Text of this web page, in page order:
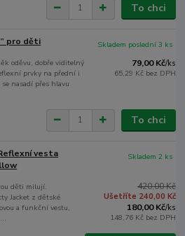
To chci
pro děti
oděvu, dobře viditelný
prvky na přední i
nasadí přes hlavu
79,00 Kč/ks
65,29 Kč bez DPH
Skladem poslední 3 ks
To chci
vesta
děti milují.
Jacket z dětské
a funkční vestu,
420,00 Kč
Ušetříte 240,00 Kč
180,00 Kč/ks
148,76 Kč bez DPH
Skladem 2 ks